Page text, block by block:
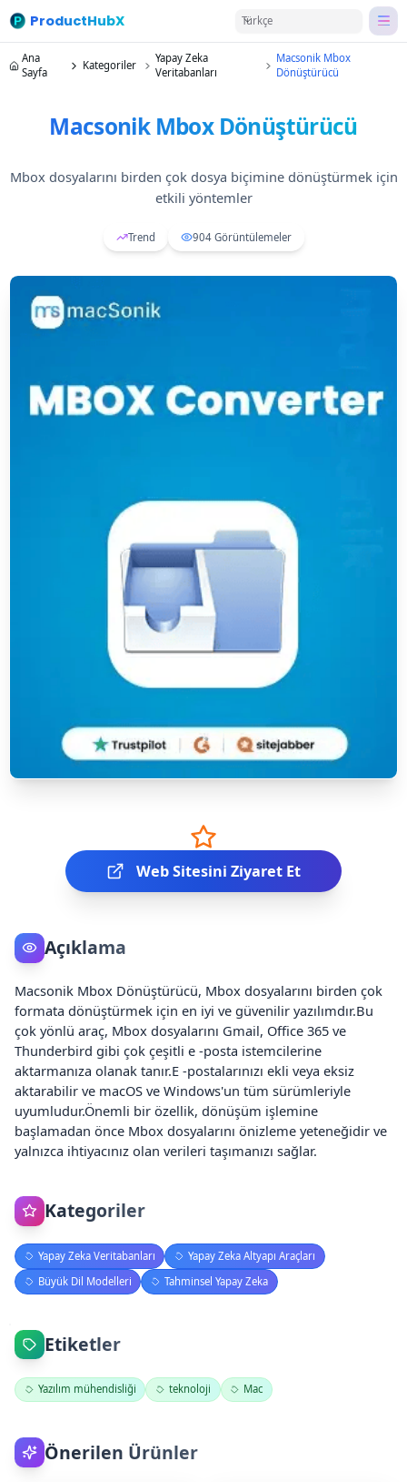
ProductHubX Türkçe
Ana
Sayfa
Kategoriler
Yapay Zeka
Veritabanları
Macsonik Mbox
Dönüştürücü
Macsonik Mbox Dönüştürücü
Mbox dosyalarını birden çok dosya biçimine dönüştürmek için
etkili yöntemler
Trend 904 Görüntülemeler
Web Sitesini Ziyaret Et
Açıklama
Macsonik Mbox Dönüştürücü, Mbox dosyalarını birden çok
formata dönüştürmek için en iyi ve güvenilir yazılımdır.Bu
çok yönlü araç, Mbox dosyalarını Gmail, Office 365 ve
Thunderbird gibi çok çeşitli e -posta istemcilerine
aktarmanıza olanak tanır.E -postalarınızı ekli veya eksiz
aktarabilir ve macOS ve Windows'un tüm sürümleriyle
uyumludur.Önemli bir özellik, dönüşüm işlemine
başlamadan önce Mbox dosyalarını önizleme yeteneğidir ve
yalnızca ihtiyacınız olan verileri taşımanızı sağlar.
Kategoriler
Yapay Zeka Veritabanları
Yapay Zeka Altyapı Araçları
Büyük Dil Modelleri
Tahminsel Yapay Zeka
Etiketler
Yazılım mühendisliği teknoloji Mac
Önerilen Ürünler